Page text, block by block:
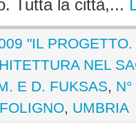
Tutta la città,...
"IL
NEL
E D. FUKSAS,
FOLIGNO, UMBRIA